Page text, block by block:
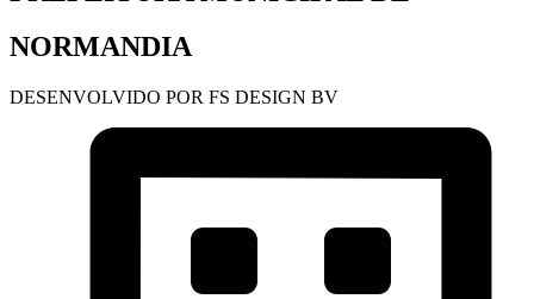
NORMANDIA
DESENVOLVIDO POR FS DESIGN BV